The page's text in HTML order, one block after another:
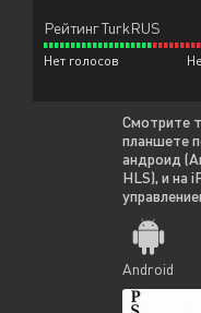
Рейтинг TurkRUS
Нет голосов
Смотрите
планшете
андроид
HLS), и на
Android